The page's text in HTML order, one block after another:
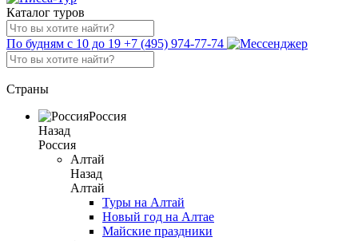
Каталог туров
По будням с 10 до 19 +7 (495) 974-77-74
Страны
Россия
Назад
Россия
Алтай
Назад
Алтай
Туры на Алтай
Новый год на Алтае
Майские праздники